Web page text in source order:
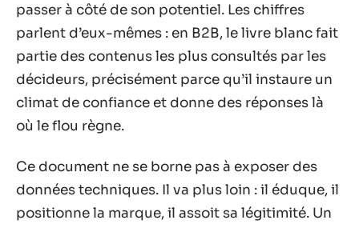
passer à côté de son potentiel. Les chiffres
parlent d’eux-mêmes : en B2B, le livre blanc fait
partie des contenus les plus consultés par les
décideurs, précisément parce qu’il instaure un
climat de confiance et donne des réponses là
où le flou règne.
Ce document ne se borne pas à exposer des
données techniques. Il va plus loin : il éduque, il
positionne la marque, il assoit sa légitimité. Un